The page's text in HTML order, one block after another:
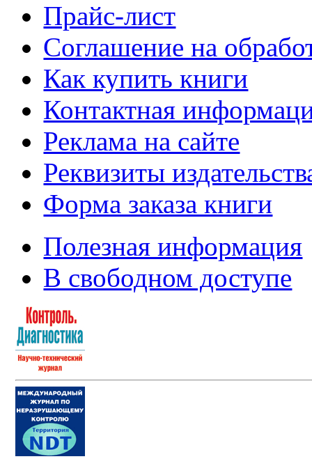
Прайс-лист
Соглашение на
Как купить книги
Контактная
Реклама на сайте
Реквизиты
Форма заказа книги
Полезная информация
В свободном доступе